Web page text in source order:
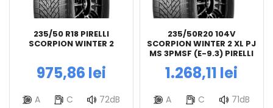
235/50 R18 PIRELLI
SCORPION WINTER 2
975,86 lei
A C 72dB
235/50R20 104V
SCORPION WINTER 2 XL PJ
MS 3PMSF (E-9.3) PIRELLI
1.268,11 lei
A C 71dB